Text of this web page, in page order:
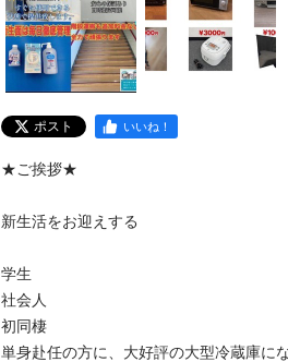
ポスト いいね！
★ご挨拶★
新生活をお迎えする
学生
社会人
初同棲
単身赴任の方に、大好評の大型冷蔵庫にな